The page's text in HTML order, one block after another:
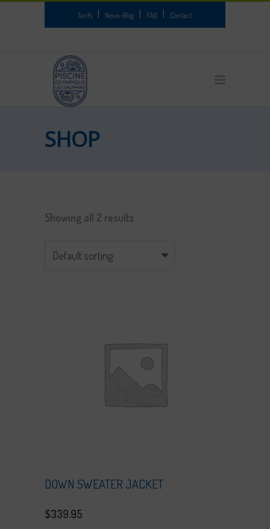
Tarifs | News-Blog | FAQ | Contact
SHOP
Showing all 2 results
DOWN SWEATER JACKET
$339.95